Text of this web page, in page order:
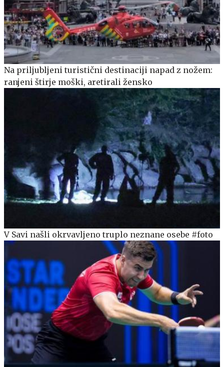
Na priljubljeni turistični destinaciji napad z nožem:
ranjeni štirje moški, aretirali žensko
V Savi našli okrvavljeno truplo neznane osebe #foto